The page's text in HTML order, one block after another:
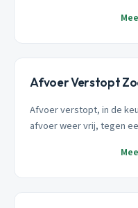
Afvoer Verstopt
Afvoer verstopt, in de
afvoer weer vrij, tegen